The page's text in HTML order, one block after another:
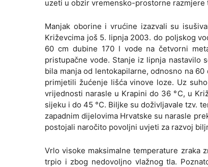
uzeti u obzir vremensko-prostorne razmjere
Manjak oborine i vrućine izazvali su
Križevcima još 5. lipnja 2003. do poljskog
60 cm dubine 170 l vode na četvorni
pristupačne vode. Stanje iz lipnja nastavilo
bila manja od lentokapilarne, odnosno na
primjetili žućenje lišća vinove loze. Uz
vrijednosti narasle u Krapini do 36 °C, u
sijeku i do 45 °C. Biljke su doživljavale tzv.
zapadnim dijelovima Hrvatske su narasle
postojali naročito povoljni uvjeti za razvoj
Vrlo visoke maksimalne temperature zraka
trpio i zbog nedovoljno vlažnog tla.